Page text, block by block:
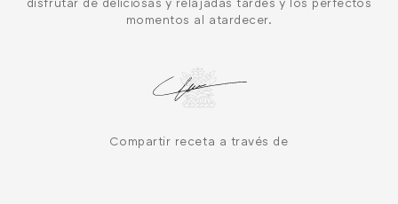
momentos al atardecer.
Compartir receta a través de